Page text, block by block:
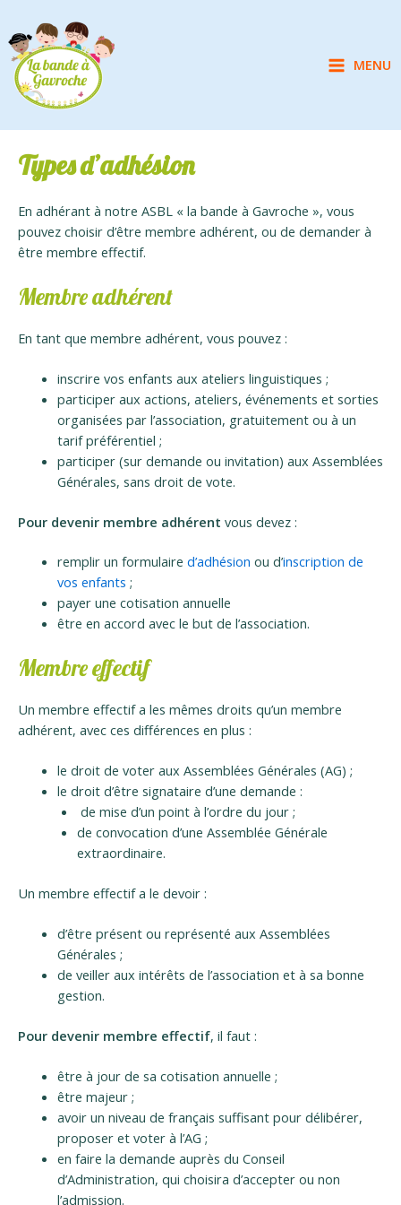
contenu
Main
MENU
Types d’adhésion
En adhérant à notre ASBL « la bande à Gavroche », vous
pouvez choisir d’être membre adhérent, ou de demander à
être membre effectif.
Membre adhérent
En tant que membre adhérent, vous pouvez :
inscrire vos enfants aux ateliers linguistiques ;
participer aux actions, ateliers, événements et sorties
organisées par l’association, gratuitement ou à un
tarif préférentiel ;
participer (sur demande ou invitation) aux Assemblées
Générales, sans droit de vote.
Pour devenir membre adhérent vous devez :
remplir un formulaire d’adhésion ou d’inscription de
vos enfants ;
payer une cotisation annuelle
être en accord avec le but de l’association.
Membre effectif
Un membre effectif a les mêmes droits qu’un membre
adhérent, avec ces différences en plus :
le droit de voter aux Assemblées Générales (AG) ;
le droit d’être signataire d’une demande :
de mise d’un point à l’ordre du jour ;
de convocation d’une Assemblée Générale
extraordinaire.
Un membre effectif a le devoir :
d’être présent ou représenté aux Assemblées
Générales ;
de veiller aux intérêts de l’association et à sa bonne
gestion.
Pour devenir membre effectif, il faut :
être à jour de sa cotisation annuelle ;
être majeur ;
avoir un niveau de français suffisant pour délibérer,
proposer et voter à l’AG ;
en faire la demande auprès du Conseil
d’Administration, qui choisira d’accepter ou non
l’admission.